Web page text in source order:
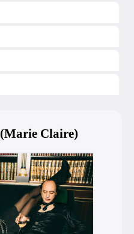
Claire)